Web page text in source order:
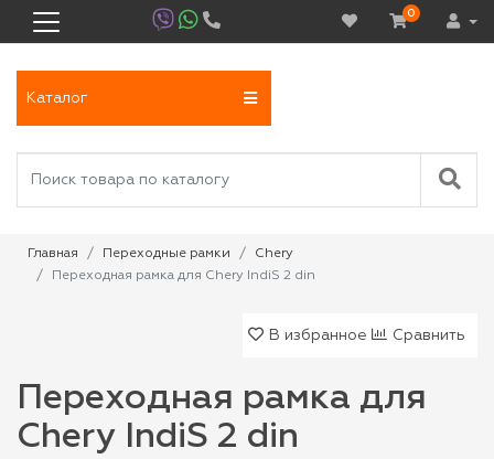
0
Каталог
Главная Переходные рамки
Chery
Переходная рамка для Chery IndiS 2 din
В избранное Сравнить
Переходная рамка для
Chery IndiS 2 din